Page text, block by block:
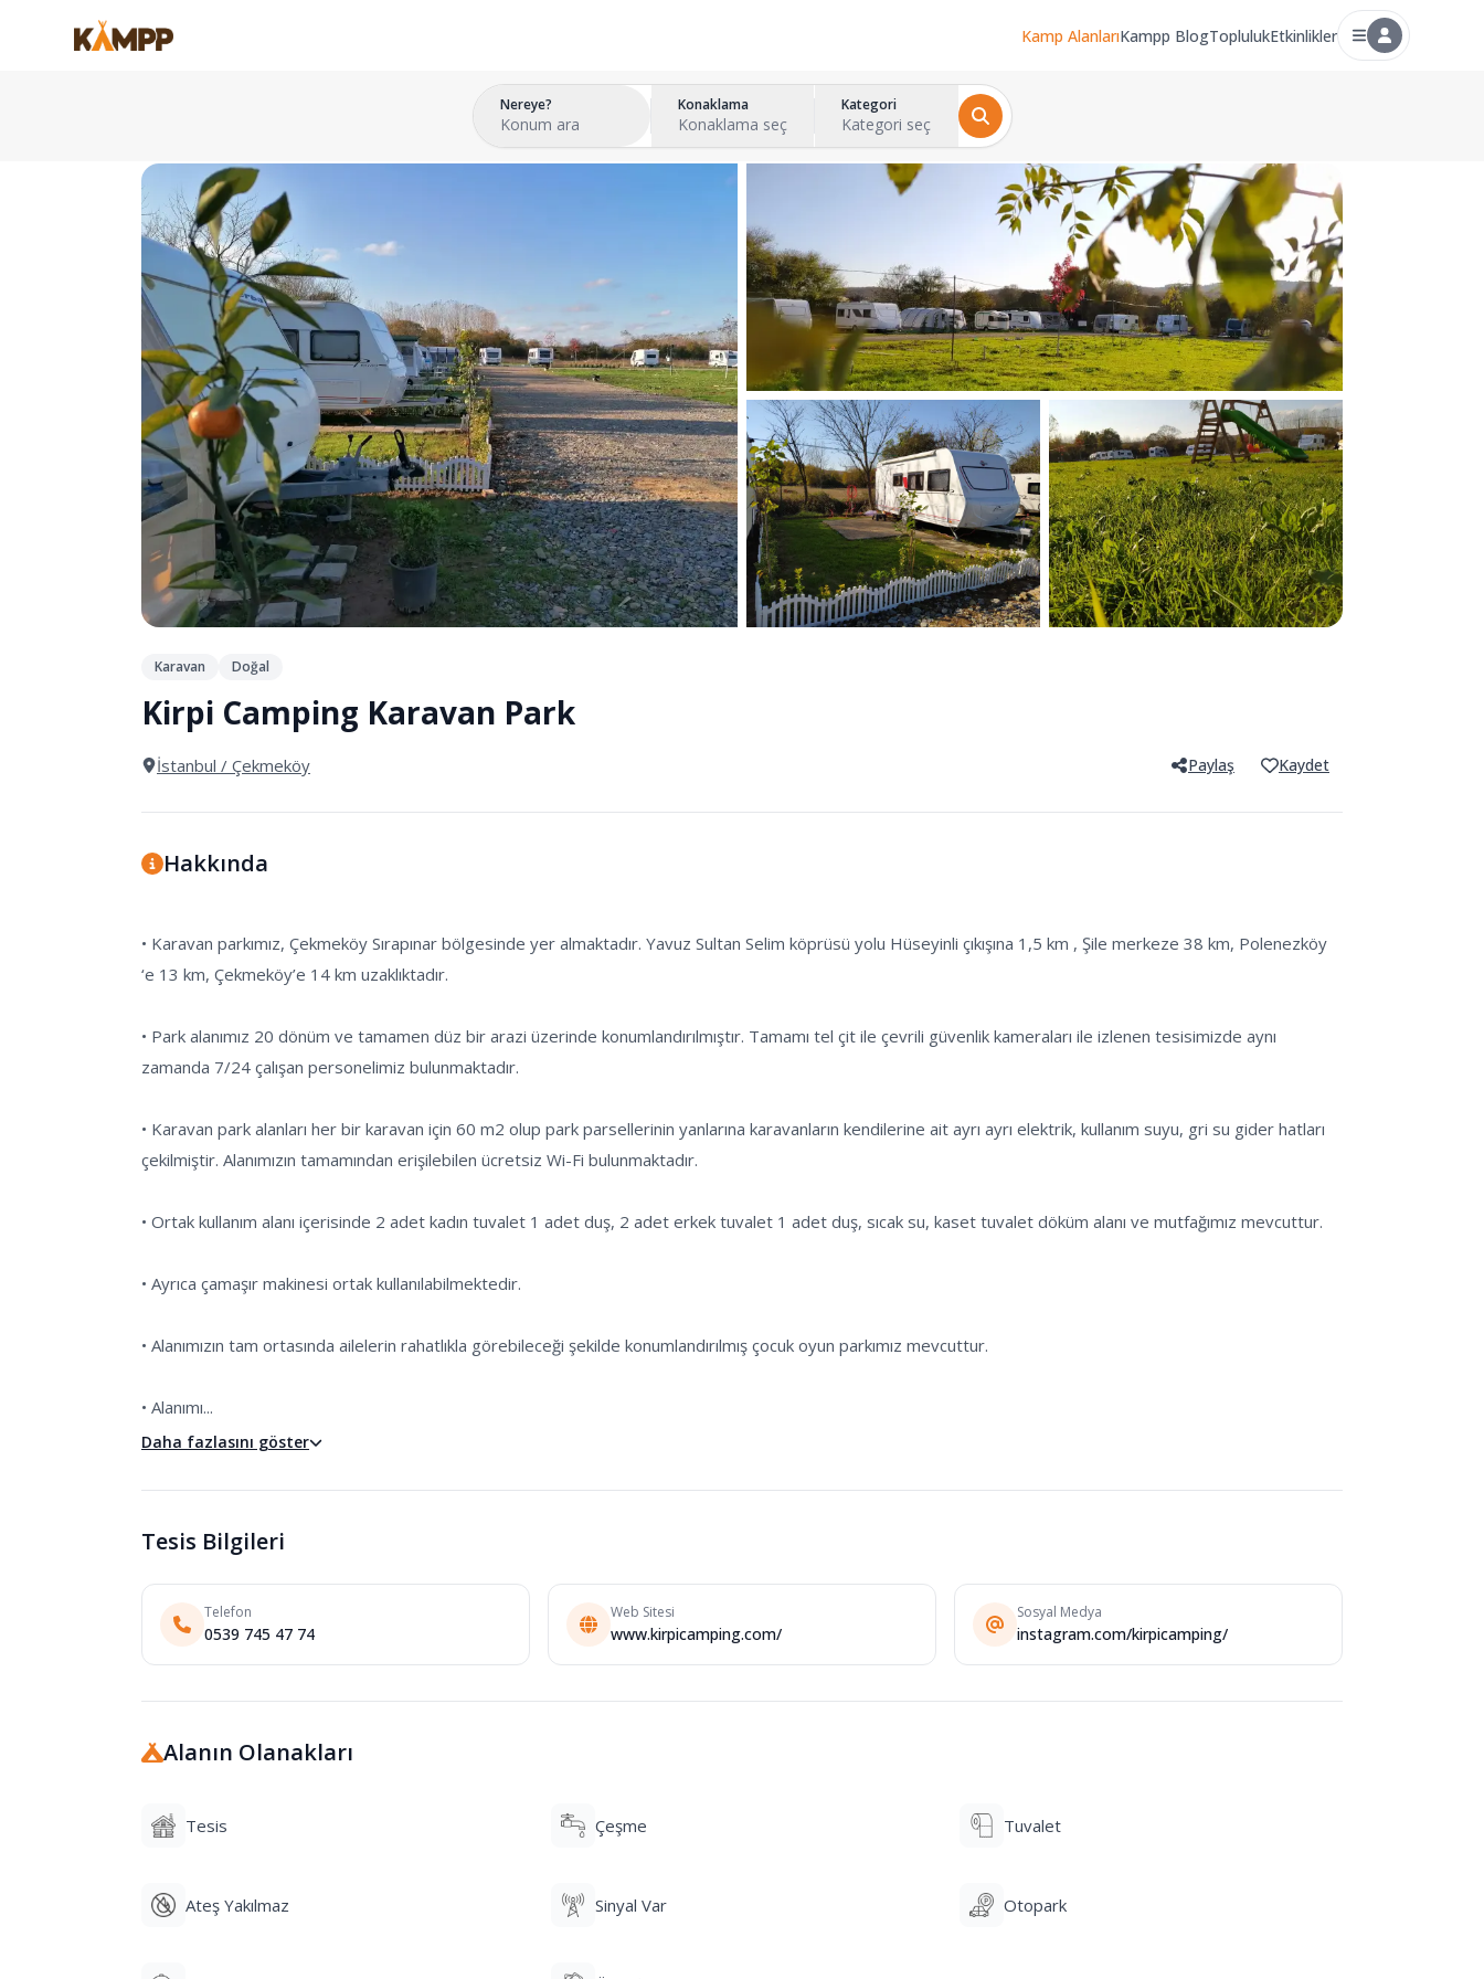
Kamp AlanlarıKampp BlogToplulukEtkinlikler
Nereye?
Konum ara
Konaklama
Konaklama seç
Kategori
Kategori seç
Karavan Doğal
Kirpi Camping Karavan Park
İstanbul / Çekmeköy Paylaş Kaydet
Hakkında
• Karavan parkımız, Çekmeköy Sırapınar bölgesinde yer almaktadır. Yavuz Sultan Selim köprüsü yolu Hüseyinli çıkışına 1,5 km , Şile merkeze 38 km, Polenezköy
‘e 13 km, Çekmeköy’e 14 km uzaklıktadır.
• Park alanımız 20 dönüm ve tamamen düz bir arazi üzerinde konumlandırılmıştır. Tamamı tel çit ile çevrili güvenlik kameraları ile izlenen tesisimizde aynı
zamanda 7/24 çalışan personelimiz bulunmaktadır.
• Karavan park alanları her bir karavan için 60 m2 olup park parsellerinin yanlarına karavanların kendilerine ait ayrı ayrı elektrik, kullanım suyu, gri su gider hatları
çekilmiştir. Alanımızın tamamından erişilebilen ücretsiz Wi-Fi bulunmaktadır.
• Ortak kullanım alanı içerisinde 2 adet kadın tuvalet 1 adet duş, 2 adet erkek tuvalet 1 adet duş, sıcak su, kaset tuvalet döküm alanı ve mutfağımız mevcuttur.
• Ayrıca çamaşır makinesi ortak kullanılabilmektedir.
• Alanımızın tam ortasında ailelerin rahatlıkla görebileceği şekilde konumlandırılmış çocuk oyun parkımız mevcuttur.
• Alanımı...
Daha fazlasını göster
Tesis Bilgileri
Telefon
0539 745 47 74
Web Sitesi
www.kirpicamping.com/
Sosyal Medya
instagram.com/kirpicamping/
Alanın Olanakları
Tesis Çeşme Tuvalet
Ateş Yakılmaz Sinyal Var Otopark